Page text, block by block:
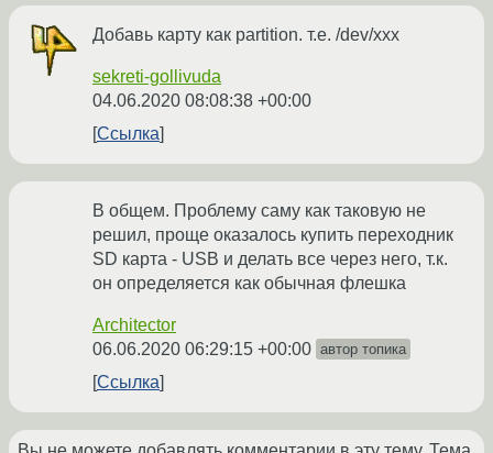
Добавь карту как partition. т.е. /dev/xxx
sekreti-gollivuda
04.06.2020 08:08:38 +00:00
Ссылка
В общем. Проблему саму как таковую не
решил, проще оказалось купить переходник
SD карта - USB и делать все через него, т.к.
он определяется как обычная флешка
Architector
06.06.2020 06:29:15 +00:00 автор топика
Ссылка